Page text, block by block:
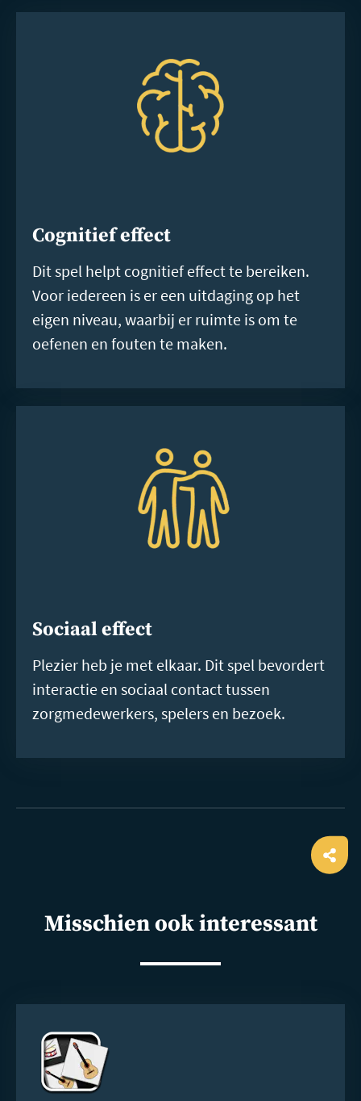
Cognitief effect
Dit spel helpt cognitief effect te bereiken.
Voor iedereen is er een uitdaging op het
eigen niveau, waarbij er ruimte is om te
oefenen en fouten te maken.
Sociaal effect
Plezier heb je met elkaar. Dit spel bevordert
interactie en sociaal contact tussen
zorgmedewerkers, spelers en bezoek.
Misschien ook interessant
meer